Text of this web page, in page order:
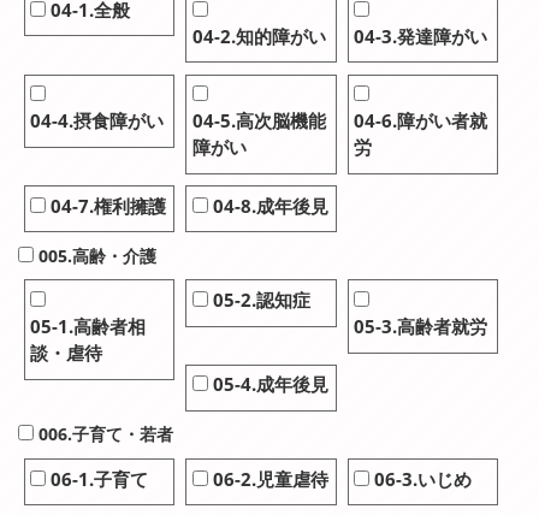
04-1.全般
04-2.知的障がい
04-3.発達障がい
04-4.摂食障がい
04-5.高次脳機能
障がい
04-6.障がい者就
労
04-7.権利擁護 04-8.成年後見
005.高齢・介護
05-1.高齢者相
談・虐待
05-2.認知症
05-3.高齢者就労
05-4.成年後見
006.子育て・若者
06-1.子育て 06-2.児童虐待 06-3.いじめ